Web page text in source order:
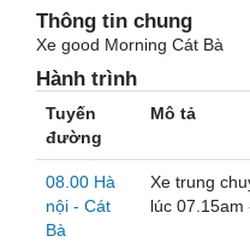
Thông tin chung
Xe good Morning Cát Bà
Hành trình
Tuyến
đường
Mô tả
08.00 Hà
nội - Cát
Bà
Xe trung
lúc 07.15am